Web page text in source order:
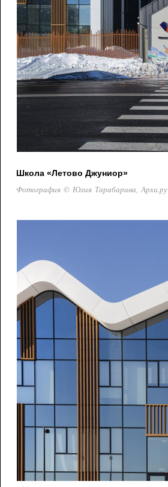
Школа «Летово Джуниор»
Фотография © Юлия Тарабарина, Архи.ру